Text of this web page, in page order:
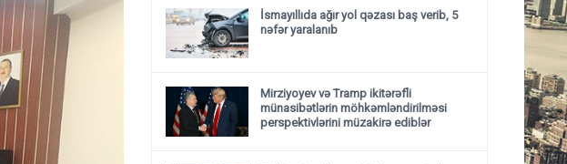
İsmayıllıda ağır yol qəzası baş verib, 5
nəfər yaralanıb
Mirziyoyev və Tramp ikitərəfli
münasibətlərin möhkəmləndirilməsi
perspektivlərini müzakirə ediblər